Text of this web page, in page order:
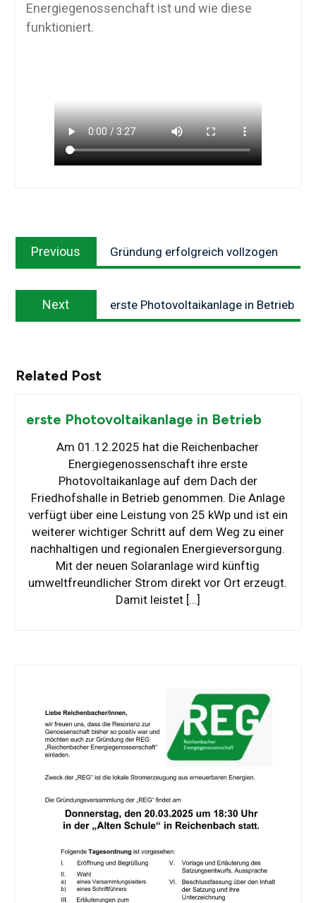
Energiegenossenchaft ist und wie diese
funktioniert.
Previous
post:
Gründung erfolgreich vollzogen
Next
post:
erste Photovoltaikanlage in Betrieb
Related Post
erste Photovoltaikanlage in Betrieb
Am 01.12.2025 hat die Reichenbacher
Energiegenossenschaft ihre erste
Photovoltaikanlage auf dem Dach der
Friedhofshalle in Betrieb genommen. Die Anlage
verfügt über eine Leistung von 25 kWp und ist ein
weiterer wichtiger Schritt auf dem Weg zu einer
nachhaltigen und regionalen Energieversorgung.
Mit der neuen Solaranlage wird künftig
umweltfreundlicher Strom direkt vor Ort erzeugt.
Damit leistet […]